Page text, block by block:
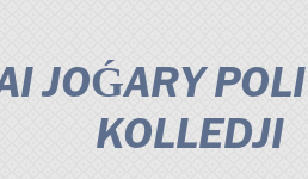
JOǴARY
KOLLEDJІ